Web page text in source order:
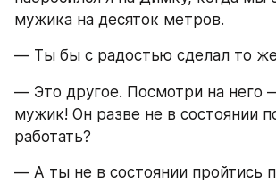
мужика на десяток метров.
― Ты бы с радостью сделал то
― Это другое. Посмотри на него
мужик! Он разве не в состоянии
работать?
― А ты не в состоянии пройтись